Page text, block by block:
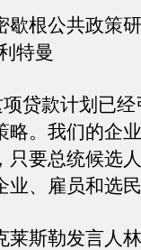
共政策研究
特曼
款计划已经
略。我们的企
只要总统候选
业、雇员和选
勒发言人林